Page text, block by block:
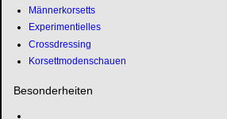
Männerkorsetts
Experimentielles
Crossdressing
Korsettmodenschauen
Besonderheiten